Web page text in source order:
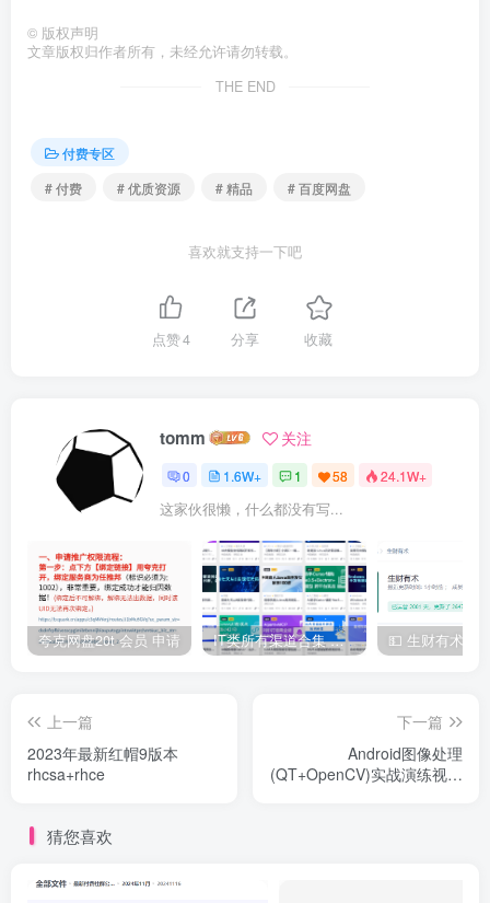
        │   ├── [413K]  第九章作业提示-吴博助教.pdf
        │   └── [2.3M]  自然语言处理中的图神经网络.pdf
更多精品优质资源，点击这里查看
© 版权声明
文章版权归作者所有，未经允许请勿转载。
THE END
付费专区
# 付费
# 优质资源 # 精品 # 百度网盘
喜欢就支持一下吧
点赞4 分享 收藏
tomm 关注
0 1.6W+ 1 58 24.1W+
这家伙很懒，什么都没有写...
夸克网盘20t 会员 申请 IT类所有渠道合集 持续日更，目前近四千多条资源 年费用户微信私信获取权限
上一篇
2023年最新红帽9版本
rhcsa+rhce
下一篇
Android图像处理
(QT+OpenCV)实战演练视频
猜您喜欢